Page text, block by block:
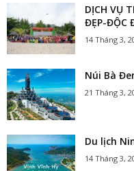
DỊCH VỤ
ĐẸP-ĐỘC
14 Tháng 3,
Núi Bà
21 Tháng 3,
Du lịch
14 Tháng 3,